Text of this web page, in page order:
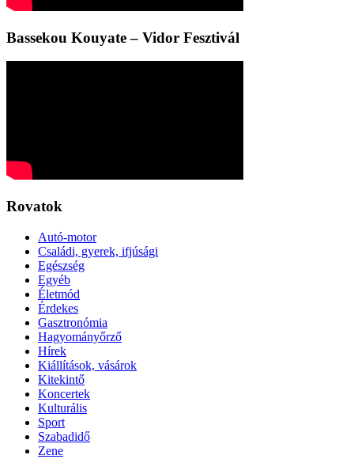
Bassekou Kouyate – Vidor Fesztivál
Rovatok
Autó-motor
Családi, gyerek, ifjúsági
Egészség
Egyéb
Életmód
Érdekes
Gasztronómia
Hagyományőrző
Hírek
Kiállítások, vásárok
Kitekintő
Koncertek
Kulturális
Sport
Szabadidő
Zene